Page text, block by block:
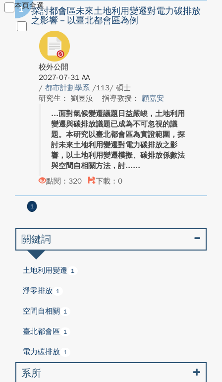
本頁全選
1
探討都會區未來土地利用變遷對電力碳排放
之影響－以臺北都會區為例
校外公開
2027-07-31 AA
/ 都市計劃學系 /113/ 碩士
研究生： 劉昱汝
指導教授： 顧嘉安
面對氣候變遷議題日益嚴峻，土地利用
變遷與碳排放議題已成為不可忽視的議
題。本研究以臺北都會區為實證範圍，探
討未來土地利用變遷對電力碳排放之影
響，以土地利用變遷模擬、碳排放係數法
與空間自相關方法，討...
點閱：320
下載：0
1
關鍵詞
土地利用變遷 1
淨零排放 1
空間自相關 1
臺北都會區 1
電力碳排放 1
系所